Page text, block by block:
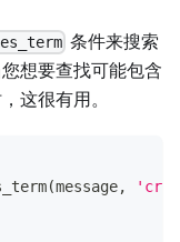
条件来搜索
想要查找可能包含
这很有用。
(message,